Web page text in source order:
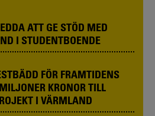
ATT GE STÖD MED
I STUDENTBOENDE
FÖR FRAMTIDENS
KRONOR TILL
I VÄRMLAND